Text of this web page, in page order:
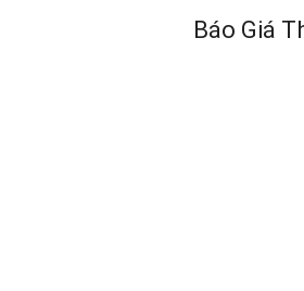
Báo Giá